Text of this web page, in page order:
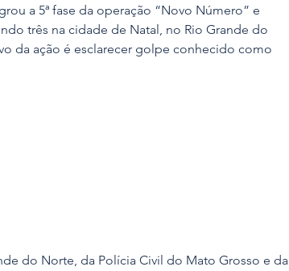
a 5ª fase da operação “Novo Número” e
três na cidade de Natal, no Rio Grande do
da ação é esclarecer golpe conhecido como
do Norte, da Polícia Civil do Mato Grosso e da